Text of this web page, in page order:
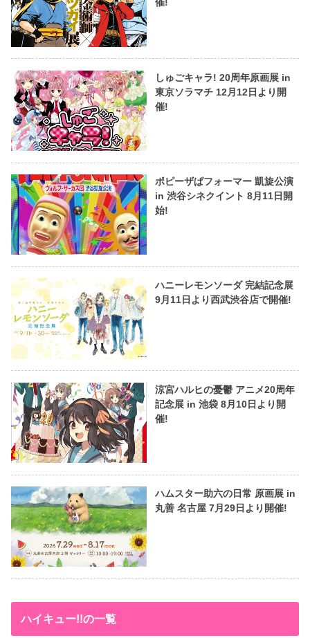
催!
しゅごキャラ! 20周年原画展 in
東京ソラマチ 12月12日より開
催!
ポピーザぱフォーマー 凱旋公演
in 渋谷シネクイント 8月11日開
始!
ハニーレモンソーダ 完結記念展
9月11日より西武渋谷店で開催!
涼宮ハルヒの憂鬱 アニメ20周年
記念展 in 池袋 8月10日より開
催!
ハムスター助六の日常 原画展 in
丸善 名古屋 7月29日より開催!
ハイキュー!!の一覧